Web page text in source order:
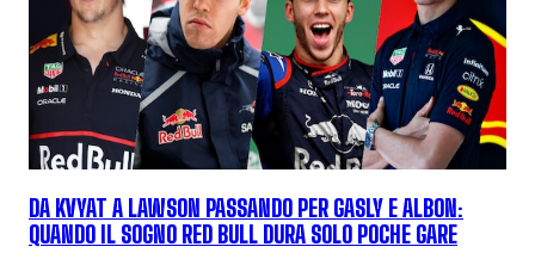
DA KVYAT A LAWSON PASSANDO PER GASLY E ALBON:
QUANDO IL SOGNO RED BULL DURA SOLO POCHE GARE